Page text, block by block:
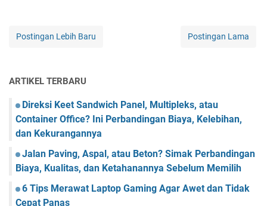
Postingan Lebih Baru Postingan Lama
ARTIKEL TERBARU
Direksi Keet Sandwich Panel, Multipleks, atau
Container Office? Ini Perbandingan Biaya, Kelebihan,
dan Kekurangannya
Jalan Paving, Aspal, atau Beton? Simak Perbandingan
Biaya, Kualitas, dan Ketahanannya Sebelum Memilih
6 Tips Merawat Laptop Gaming Agar Awet dan Tidak
Cepat Panas